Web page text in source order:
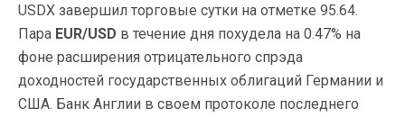
USDX завершил торговые сутки на отметке 95.64.
Пара EUR/USD в течение дня похудела на 0.47% на
фоне расширения отрицательного спрэда
доходностей государственных облигаций Германии и
США. Банк Англии в своем протоколе последнего